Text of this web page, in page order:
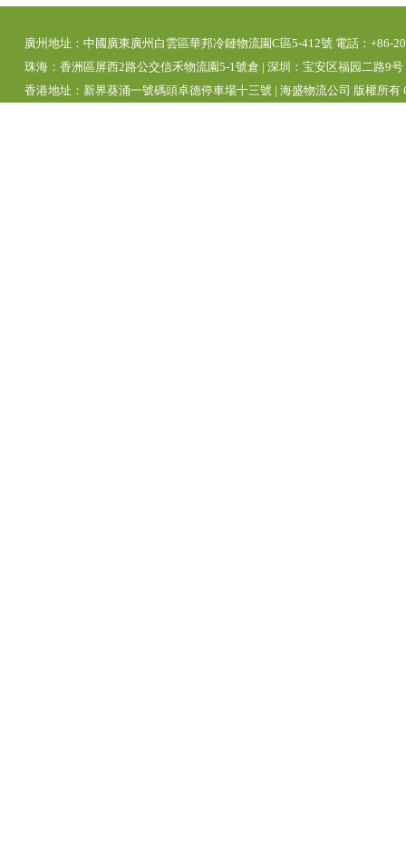
廣州地址：中國廣東廣州白雲區華邦冷鏈物流園C區5-412號 電話：+86-
珠海：香洲區屏西2路公交信禾物流園5-1號倉 | 深圳：宝安区福园二路9
香港地址：新界葵涌一號碼頭卓德停車場十三號 | 海盛物流公司 版權所有